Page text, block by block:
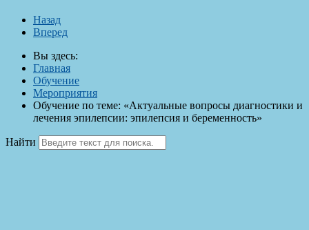
Назад
Вперед
Вы здесь:
Главная
Обучение
Мероприятия
Обучение по теме: «Актуальные вопросы диагностики и
лечения эпилепсии: эпилепсия и беременность»
Найти